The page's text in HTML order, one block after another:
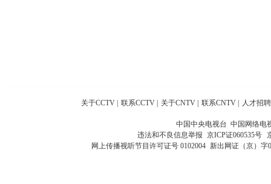
关于CCTV | 联系CCTV | 关于CNTV | 联系CNTV | 人才招聘
中国中央电视台 中国网络电
违法和不良信息举报 京ICP证060535号
网上传播视听节目许可证号 0102004 新出网证（京）